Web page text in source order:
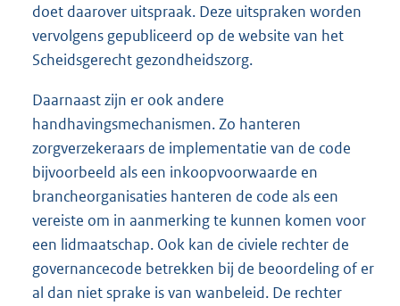
doet daarover uitspraak. Deze uitspraken worden
vervolgens gepubliceerd op de website van het
Scheidsgerecht gezondheidszorg.
Daarnaast zijn er ook andere
handhavingsmechanismen. Zo hanteren
zorgverzekeraars de implementatie van de code
bijvoorbeeld als een inkoopvoorwaarde en
brancheorganisaties hanteren de code als een
vereiste om in aanmerking te kunnen komen voor
een lidmaatschap. Ook kan de civiele rechter de
governancecode betrekken bij de beoordeling of er
al dan niet sprake is van wanbeleid. De rechter